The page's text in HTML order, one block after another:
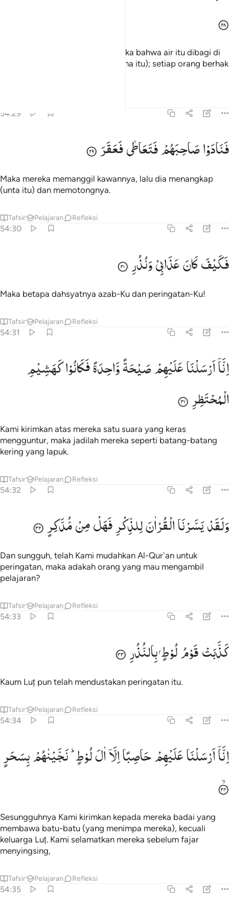
Dan beritahukanlah kepada mereka bahwa air itu dibagi di
antara mereka (dengan unta betina itu); setiap orang berhak
54:29
فنادوا صاحبهم فتعاطى فعقر ٢٩
فَنَادَوْا۟ صَاحِبَهُمْ فَتَعَاطَىٰ فَعَقَرَ ٢٩
فَنَادَوْاصَاحِبَهُمْفَتَعَاطٰیفَعَقَرَ
Maka mereka memanggil kawannya, lalu dia menangkap
(unta itu) dan memotongnya.
Tafsir Pelajaran Refleksi
54:30
فكيف كان عذابي ونذر ٣٠
فَكَيْفَ كَانَ عَذَابِى وَنُذُرِ ٣٠
فَكَیْفَكَانَعَذَابِیْوَنُذُرِ
Maka betapa dahsyatnya azab-Ku dan peringatan-Ku!
Tafsir Pelajaran Refleksi
54:31
انا ارسلنا عليهم صيحة واحدة فكانوا كهشيم المحتظر ٣١
إِنَّآ أَرْسَلْنَا عَلَيْهِمْ صَيْحَةًۭ وَٰحِدَةًۭ فَكَانُوا۟ كَهَشِيمِ
اِنَّاۤاَرْسَلْنَاعَلَیْهِمْصَیْحَةًوَّاحِدَةًفَكَانُوْاكَهَشِیْمِ
الْمُحْتَظِرِ
Kami kirimkan atas mereka satu suara yang keras
mengguntur, maka jadilah mereka seperti batang-batang
kering yang lapuk.
Tafsir Pelajaran Refleksi
54:32
ولقد يسرنا القران للذكر فهل من مدكر ٣٢
وَلَقَدْ يَسَّرْنَا ٱلْقُرْءَانَ لِلذِّكْرِ فَهَلْ مِن مُّدَّكِرٍۢ ٣٢
وَلَقَدْیَسَّرْنَاالْقُرْاٰنَلِلذِّكْرِفَهَلْمِنْمُّدَّكِرٍ
Dan sungguh, telah Kami mudahkan Al-Qur`an untuk
peringatan, maka adakah orang yang mau mengambil
pelajaran?
Tafsir Pelajaran Refleksi
54:33
كذبت قوم لوط بالنذر ٣٣
كَذَّبَتْ قَوْمُ لُوطٍۭ بِٱلنُّذُرِ ٣٣
كَذَّبَتْقَوْمُلُوْطٍبِالنُّذُرِ
Kaum Luṭ pun telah mendustakan peringatan itu.
Tafsir Pelajaran Refleksi
54:34
انا ارسلنا عليهم حاصبا الا ال لوط نجيناهم بسحر ٣٤
إِنَّآ أَرْسَلْنَا عَلَيْهِمْ حَاصِبًا إِلَّآ ءَالَ لُوطٍۢ ۖ نَّجَّيْنَـٰهُم بِسَحَرٍۢ ٣٤
اِنَّاۤاَرْسَلْنَاعَلَیْهِمْحَاصِبًااِلَّاۤاٰلَلُوْطٍ ؕ نَجَّیْنٰهُمْبِسَحَرٍ
Sesungguhnya Kami kirimkan kepada mereka badai yang
membawa batu-batu (yang menimpa mereka), kecuali
keluarga Luṭ. Kami selamatkan mereka sebelum fajar
menyingsing,
Tafsir Pelajaran Refleksi
54:35